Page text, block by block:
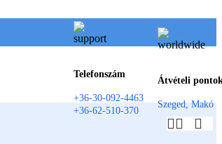
Telefonszám
+36-30-092-4463
+36-62-510-370
Átvételi
Szeged, Makó